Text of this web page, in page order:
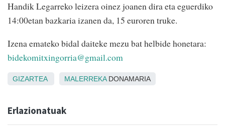
Handik Legarreko leizera oinez joanen dira eta eguerdiko
14:00etan bazkaria izanen da, 15 euroren truke.
Izena emateko bidal daiteke mezu bat helbide honetara:
bidekomitxingorria@gmail.com
GIZARTEA MALERREKADONAMARIA
Erlazionatuak